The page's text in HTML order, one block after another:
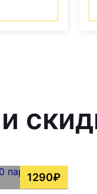
1290₽